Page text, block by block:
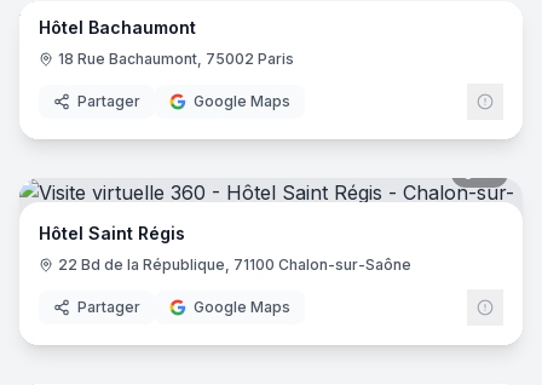
Hôtel Bachaumont
18 Rue Bachaumont, 75002 Paris
Partager Google Maps
Hôtel Saint Régis
22 Bd de la République, 71100 Chalon-sur-Saône
Partager Google Maps
8